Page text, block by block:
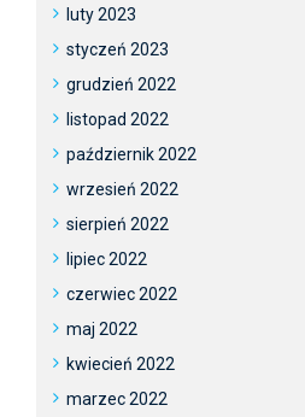
luty 2023
styczeń 2023
grudzień 2022
listopad 2022
październik 2022
wrzesień 2022
sierpień 2022
lipiec 2022
czerwiec 2022
maj 2022
kwiecień 2022
marzec 2022